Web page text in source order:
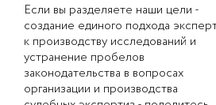
Если вы разделяете наши цели -
создание единого подхода
к производству исследований и
устранение пробелов
законодательства в вопросах
организации и производства